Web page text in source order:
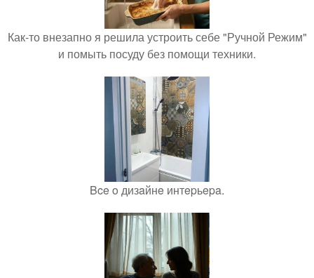
Как-то внезапно я решила устроить себе "Ручной Режим"
и помыть посуду без помощи техники.
Bce o дизaйнe интepьepa.